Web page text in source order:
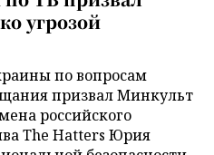
угрозой
по вопросам
призвал Минкульт
российского
The Hatters Юрия